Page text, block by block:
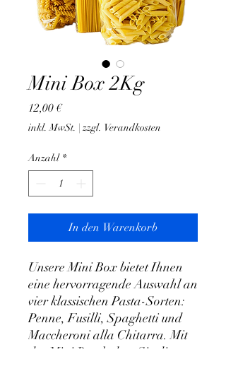
Mini Box 2Kg
12,00 €Preis
inkl. MwSt. | zzgl. Verandkosten
Anzahl *
In den Warenkorb
Unsere Mini Box bietet Ihnen
eine hervorragende Auswahl an
vier klassischen Pasta-Sorten:
Penne, Fusilli, Spaghetti und
Maccheroni alla Chitarra. Mit
der Mini Box haben Sie die